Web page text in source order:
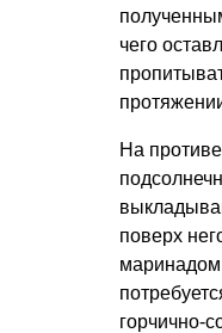
чего
На
поверх
горчично-